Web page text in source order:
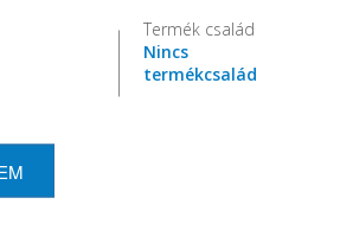
Termék család
Nincs
termékcsalád